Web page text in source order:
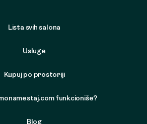
Lista svih salona
Usluge
Kupuj po prostoriji
funkcioniše?
Blog